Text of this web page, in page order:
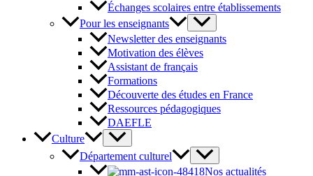
Échanges scolaires entre établissements
Pour les enseignants
Newsletter des enseignants
Motivation des élèves
Assistant de français
Formations
Découverte des études en France
Ressources pédagogiques
DAEFLE
Culture
Département culturel
Nos actualités